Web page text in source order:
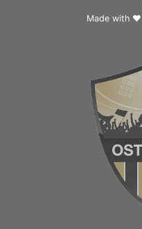
Made with